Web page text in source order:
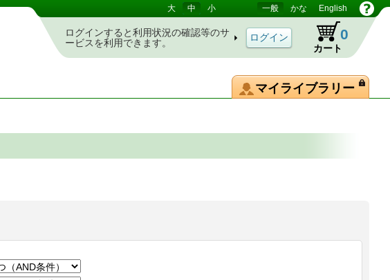
大 中 小 一般 かな English
ログインすると利用状況の確認等のサ
ービスを利用できます。
カート
0
マイライブラリー